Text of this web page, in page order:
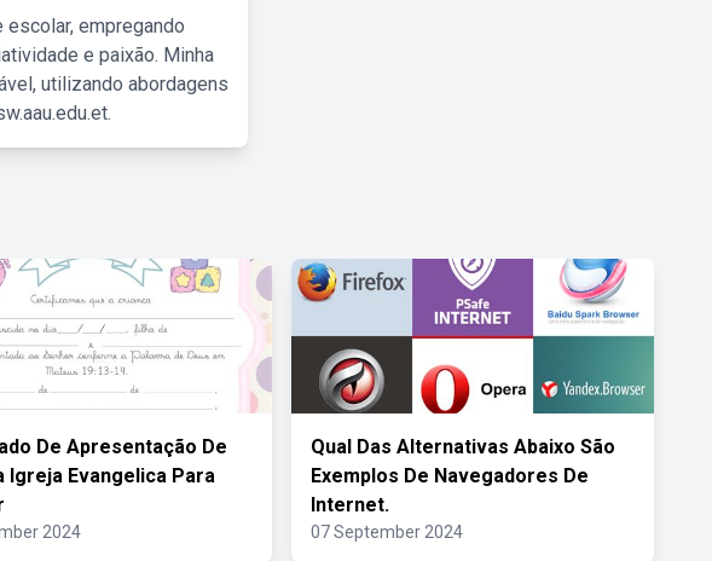
empregando
e paixão. Minha
utilizando abordagens
De Apresentação De
Igreja Evangelica Para
2024
Qual Das Alternativas Abaixo São
Exemplos De Navegadores De
Internet.
07 September 2024